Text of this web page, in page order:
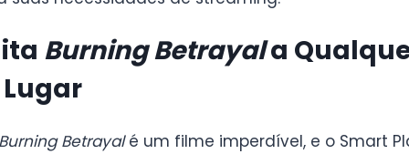
Burning Betrayala
Burning Betrayalé um filme imperdível, e o Smart